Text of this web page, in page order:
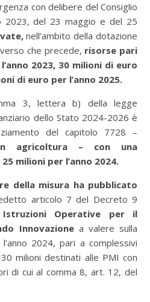
con delibere del Consiglio
2023, del 23 maggio e del 25
nell’ambito della dotazione
che precede, risorse pari
2023, 30 milioni di euro
di euro per l’anno 2025.
3, lettera b) della legge
dello Stato 2024-2026 è
del capitolo 7728 –
in agricoltura – con una
milioni per l’anno 2024.
della misura ha pubblicato
articolo 7 del Decreto 9
Operative per il
Innovazionea valere sulla
2024, pari a complessivi
milioni destinati alle PMI con
di cui al comma 8, art. 12, del